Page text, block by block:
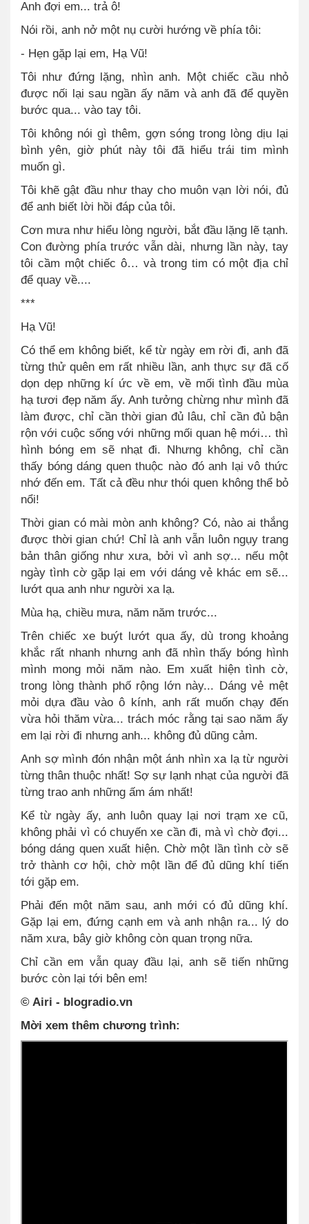
Anh đợi em... trả ô!
Nói rồi, anh nở một nụ cười hướng về phía tôi:
- Hẹn gặp lại em, Hạ Vũ!
Tôi như đứng lặng, nhìn anh. Một chiếc cầu nhỏ
được nối lại sau ngần ấy năm và anh đã để quyền
bước qua... vào tay tôi.
Tôi không nói gì thêm, gợn sóng trong lòng dịu lại
bình yên, giờ phút này tôi đã hiểu trái tim mình
muốn gì.
Tôi khẽ gật đầu như thay cho muôn vạn lời nói, đủ
để anh biết lời hồi đáp của tôi.
Cơn mưa như hiểu lòng người, bắt đầu lặng lẽ tạnh.
Con đường phía trước vẫn dài, nhưng lần này, tay
tôi cầm một chiếc ô… và trong tim có một địa chỉ
để quay về....
***
Hạ Vũ!
Có thể em không biết, kể từ ngày em rời đi, anh đã
từng thử quên em rất nhiều lần, anh thực sự đã cố
dọn dẹp những kí ức về em, về mối tình đầu mùa
hạ tươi đẹp năm ấy. Anh tưởng chừng như mình đã
làm được, chỉ cần thời gian đủ lâu, chỉ cần đủ bận
rộn với cuộc sống với những mối quan hệ mới… thì
hình bóng em sẽ nhạt đi. Nhưng không, chỉ cần
thấy bóng dáng quen thuộc nào đó anh lại vô thức
nhớ đến em. Tất cả đều như thói quen không thể bỏ
nổi!
Thời gian có mài mòn anh không? Có, nào ai thắng
được thời gian chứ! Chỉ là anh vẫn luôn ngụy trang
bản thân giống như xưa, bởi vì anh sợ... nếu một
ngày tình cờ gặp lại em với dáng vẻ khác em sẽ...
lướt qua anh như người xa lạ.
Mùa hạ, chiều mưa, năm năm trước...
Trên chiếc xe buýt lướt qua ấy, dù trong khoảng
khắc rất nhanh nhưng anh đã nhìn thấy bóng hình
mình mong mỏi năm nào. Em xuất hiện tình cờ,
trong lòng thành phố rộng lớn này... Dáng vẻ mệt
mỏi dựa đầu vào ô kính, anh rất muốn chạy đến
vừa hỏi thăm vừa... trách móc rằng tại sao năm ấy
em lại rời đi nhưng anh... không đủ dũng cảm.
Anh sợ mình đón nhận một ánh nhìn xa lạ từ người
từng thân thuộc nhất! Sợ sự lạnh nhạt của người đã
từng trao anh những ấm ám nhất!
Kể từ ngày ấy, anh luôn quay lại nơi trạm xe cũ,
không phải vì có chuyến xe cần đi, mà vì chờ đợi...
bóng dáng quen xuất hiện. Chờ một lần tình cờ sẽ
trở thành cơ hội, chờ một lần để đủ dũng khí tiến
tới gặp em.
Phải đến một năm sau, anh mới có đủ dũng khí.
Gặp lại em, đứng cạnh em và anh nhận ra... lý do
năm xưa, bây giờ không còn quan trọng nữa.
Chỉ cần em vẫn quay đầu lại, anh sẽ tiến những
bước còn lại tới bên em!
© Airi - blogradio.vn
Mời xem thêm chương trình: